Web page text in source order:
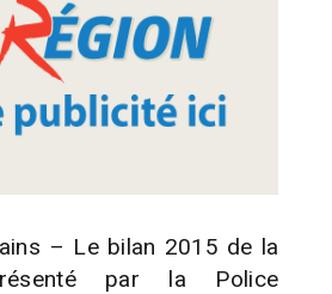
– Le bilan 2015 de la
par la Police